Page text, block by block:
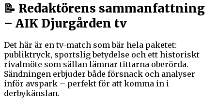
📝 Redaktörens sammanfattning
– AIK Djurgården tv
Det här är en tv-match som bär hela paketet:
publiktryck, sportslig betydelse och ett historiskt
rivalmöte som sällan lämnar tittarna oberörda.
Sändningen erbjuder både försnack och analyser
inför avspark – perfekt för att komma in i
derbykänslan.